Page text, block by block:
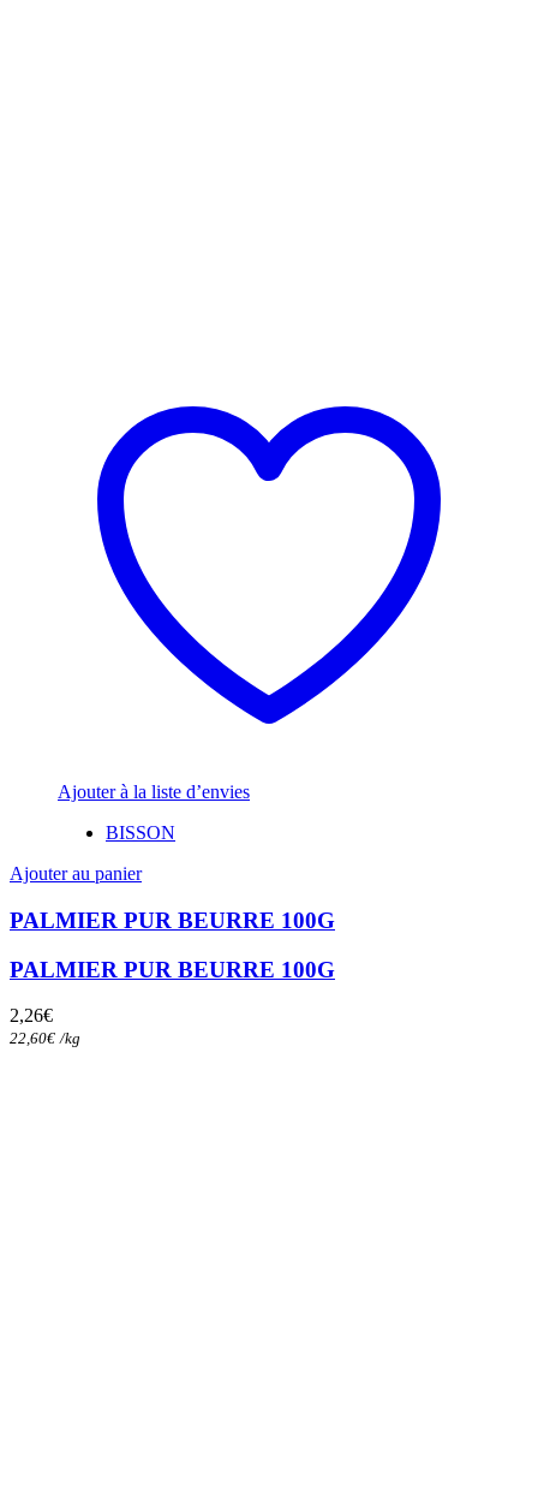
Ajouter à la liste d’envies
BISSON
Ajouter au panier
PALMIER PUR BEURRE 100G
PALMIER PUR BEURRE 100G
2,26€
22,60€ /kg